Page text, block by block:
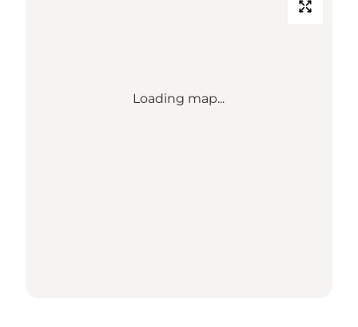
Loading map...